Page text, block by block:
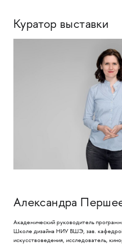
Куратор выставки
Александра
Академический руководитель
Школе дизайна НИУ ВШЭ, зав.
искусствоведения, исследователь,